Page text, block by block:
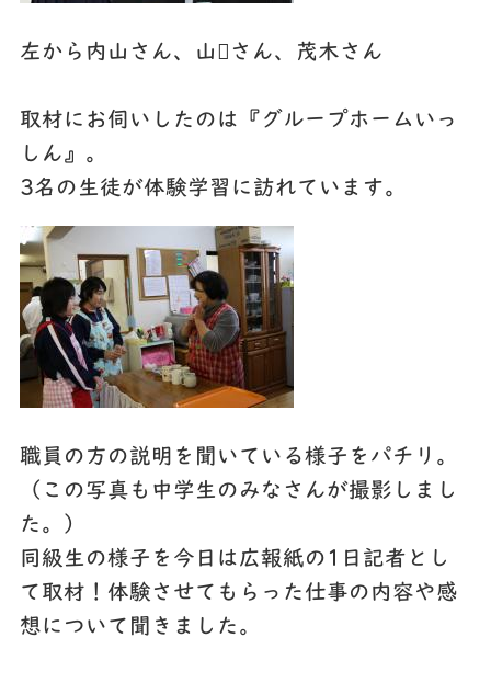
左から内山さん、山さん、茂木さん
取材にお伺いしたのは『グループホームいっ
しん』。
3名の生徒が体験学習に訪れています。
職員の方の説明を聞いている様子をパチリ。
（この写真も中学生のみなさんが撮影しまし
た。）
同級生の様子を今日は広報紙の1日記者とし
て取材！体験させてもらった仕事の内容や感
想について聞きました。